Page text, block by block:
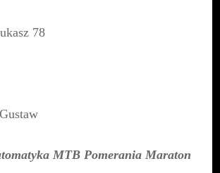
78
MTB Pomerania Maraton